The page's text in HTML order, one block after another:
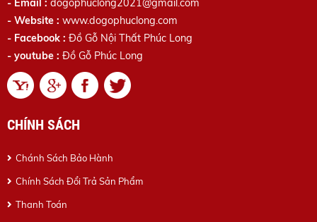
- Email : dogophuclong2021@gmail.com
- Website : www.dogophuclong.com
- Facebook : Đồ Gỗ Nội Thất Phúc Long
- youtube : Đồ Gỗ Phúc Long
CHÍNH SÁCH
Chánh Sách Bảo Hành
Chính Sách Đổi Trả Sản Phẩm
Thanh Toán